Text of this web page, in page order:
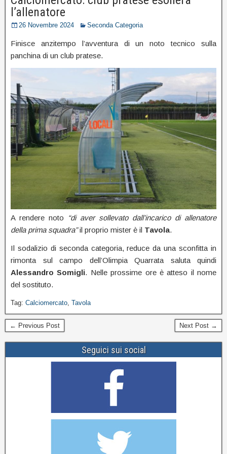
l’allenatore
26 Novembre 2024 Seconda Categoria
Finisce anzitempo l’avventura di un noto tecnico sulla
panchina di un club pratese.
A rendere noto
“di aver sollevato dall’incarico di allenatore
della prima squadra”il proprio mister è il Tavola.
Il sodalizio di seconda categoria, reduce da una sconfitta in
rimonta sul campo dell’Olimpia Quarrata saluta quindi
Alessandro Somigli. Nelle prossime ore è atteso il nome
del sostituto.
Tag: Calciomercato Tavola
← Previous Post Next Post →
Seguici sui social